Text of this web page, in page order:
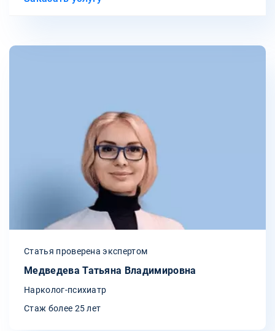
Статья проверена экспертом
Медведева Татьяна Владимировна
Нарколог-психиатр
Стаж более 25 лет